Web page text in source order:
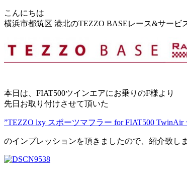
こんにちは
横浜市都筑区 港北のTEZZO BASEレース&サービ
本日は、FIAT500ツインエアにお乗りのF様より
先日お取り付けさせて頂いた
”TEZZO lxy スポーツマフラー for FIAT500 TwinAir
のインプレッションを頂きましたので、紹介致しま